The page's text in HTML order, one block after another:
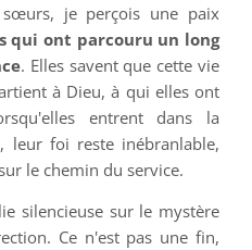
je perçois une paix
qui ont parcouru un long
. Elles savent que cette vie
à Dieu, à qui elles ont
entrent dans la
leur foi reste inébranlable,
le chemin du service.
silencieuse sur le mystère
Ce n'est pas une fin,